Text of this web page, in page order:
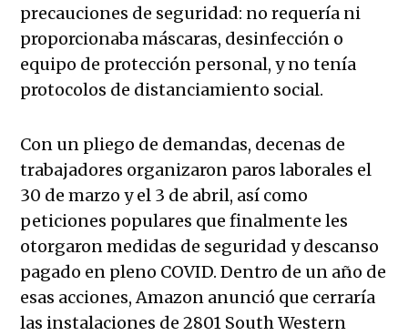
precauciones de seguridad: no requería ni
proporcionaba máscaras, desinfección o
equipo de protección personal, y no tenía
protocolos de distanciamiento social.
Con un pliego de demandas, decenas de
trabajadores organizaron paros laborales el
30 de marzo y el 3 de abril, así como
peticiones populares que finalmente les
otorgaron medidas de seguridad y descanso
pagado en pleno COVID. Dentro de un año de
esas acciones, Amazon anunció que cerraría
las instalaciones de 2801 South Western